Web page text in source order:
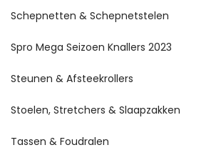
Schepnetten & Schepnetstelen
Spro Mega Seizoen Knallers 2023
Steunen & Afsteekrollers
Stoelen, Stretchers & Slaapzakken
Tassen & Foudralen